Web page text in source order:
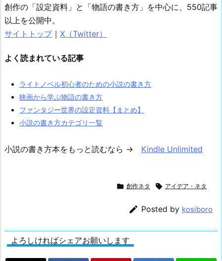
創作の「設定資料」と「物語の書き方」を中心に、550記事
以上を公開中。
サイトトップ｜ X（Twitter）
よく読まれている記事
ライトノベル初心者のための小説の書き方
映画から学ぶ物語の書き方
ファンタジー世界の設定資料【まとめ】
小説の書き方カテゴリ一覧
小説の書き方本をもっと読むなら → Kindle Unlimited
 創作ネタ  アイデア・ネタ
 Posted by kosiboro
よろしければシェアお願いします